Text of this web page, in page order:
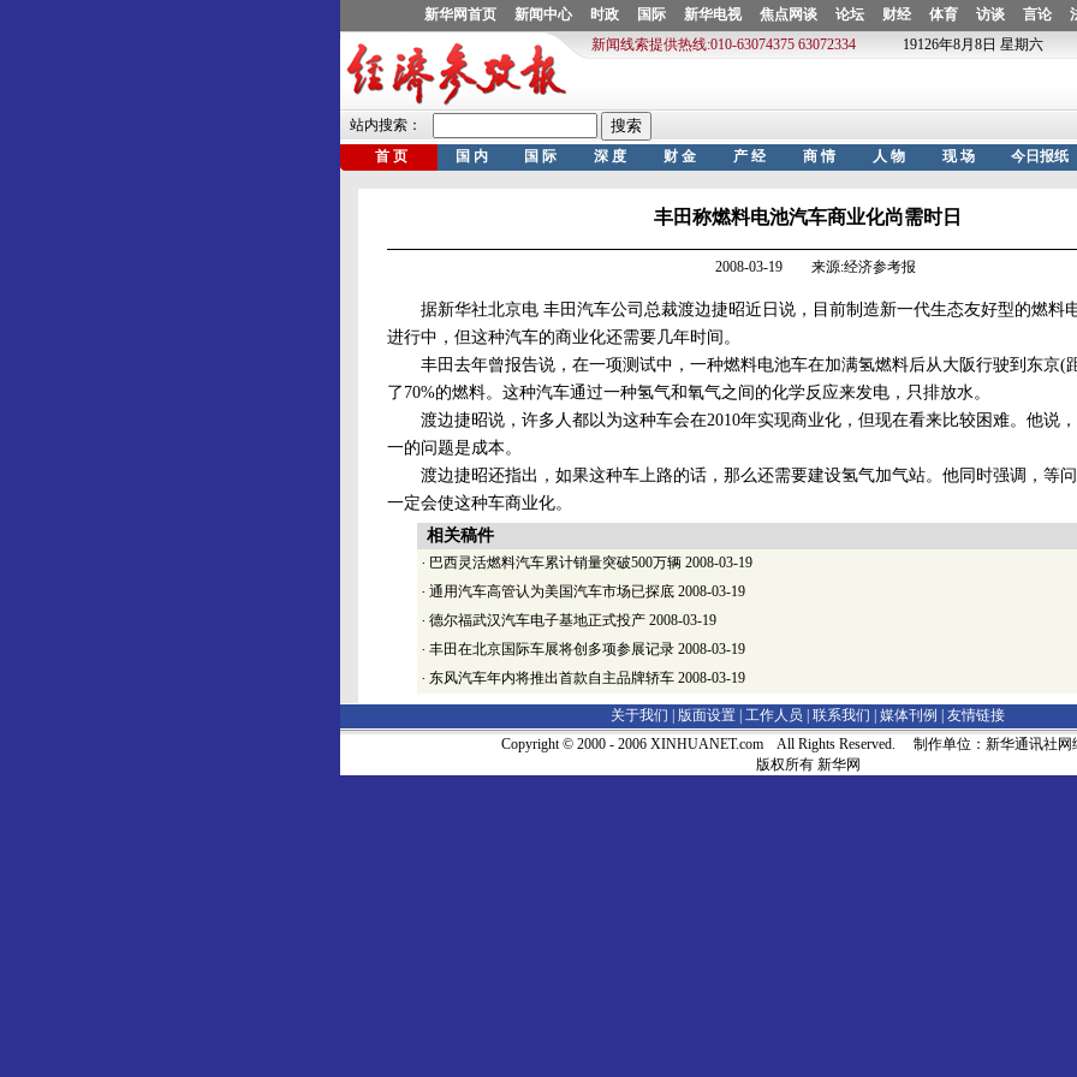
丰田称燃料电池汽车商业化尚需时日
2008-03-19 来源:经济参考报
据新华社北京电 丰田汽车公司总裁渡边捷昭近日说，目前制造新一代生态友好型的燃料
进行中，但这种汽车的商业化还需要几年时间。
丰田去年曾报告说，在一项测试中，一种燃料电池车在加满氢燃料后从大阪行驶到东京(
了70%的燃料。这种汽车通过一种氢气和氧气之间的化学反应来发电，只排放水。
渡边捷昭说，许多人都以为这种车会在2010年实现商业化，但现在看来比较困难。他说
一的问题是成本。
渡边捷昭还指出，如果这种车上路的话，那么还需要建设氢气加气站。他同时强调，等问
一定会使这种车商业化。
相关稿件
· 巴西灵活燃料汽车累计销量突破500万辆 2008-03-19
· 通用汽车高管认为美国汽车市场已探底 2008-03-19
· 德尔福武汉汽车电子基地正式投产 2008-03-19
· 丰田在北京国际车展将创多项参展记录 2008-03-19
· 东风汽车年内将推出首款自主品牌轿车 2008-03-19
关于我们 | 版面设置 工作人员 联系我们 媒体刊例
友情链接
Copyright © 2000 - 2006 XINHUANET.com All Rights Reserved. 制作单位：新华通讯社网
版权所有 新华网